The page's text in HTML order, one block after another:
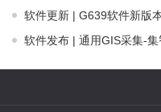
软件更新 | G639软件新版
软件发布 | 通用GIS采集-集